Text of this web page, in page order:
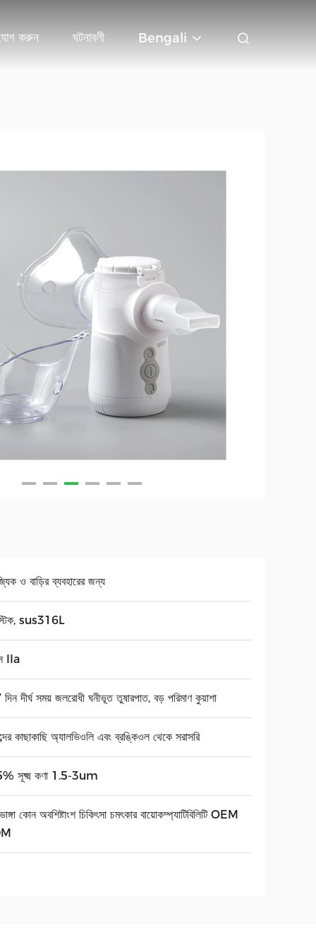
করুন ঘটনাবলী Bengali
ও বাড়ির ব্যবহারের জন্য
sus316L
IIa
দীর্ঘ সময় জলরোধী ঘনীভূত তুষারপাত, বড় পরিমাণ কুয়াশা
কাছাকাছি অ্যালভিওলি এবং ব্রঙ্কিওল থেকে সরাসরি
সূক্ষ্ম কণা 1.5-3um
ভাঙ্গা কোন অবশিষ্টাংশ চিকিৎসা চমৎকার বায়োকম্প্যাটিবিলিটি OEM